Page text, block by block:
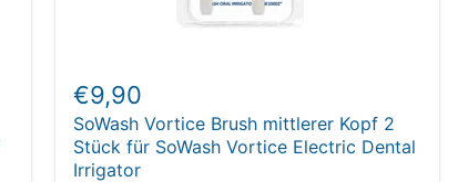
€9,90
SoWash Vortice Brush mittlerer Kopf 2
Stück für SoWash Vortice Electric Dental
Irrigator